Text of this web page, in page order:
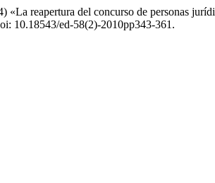
«La reapertura del concurso de personas
10.18543/ed-58(2)-2010pp343-361.